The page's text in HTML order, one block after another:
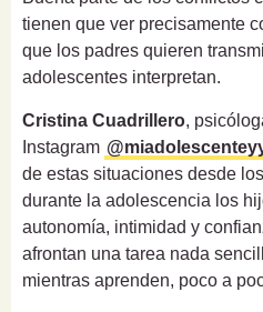
tienen que ver precisamente
que los padres quieren
adolescentes interpretan.
Cristina Cuadrillero,
Instagram
de estas situaciones desde
durante la adolescencia los
autonomía, intimidad y
afrontan una tarea nada
mientras aprenden, poco a